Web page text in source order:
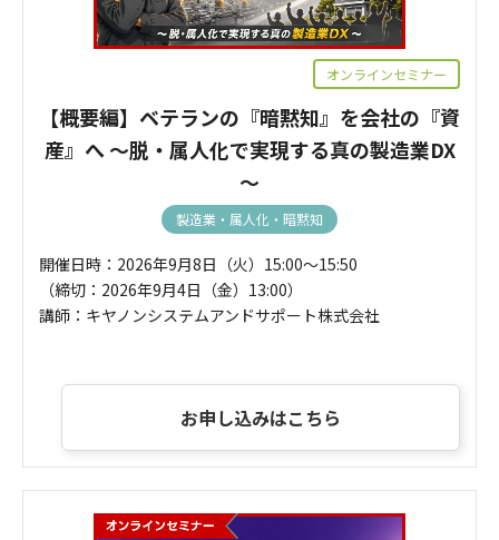
オンラインセミナー
【概要編】ベテランの『暗黙知』を会社の『資
産』へ ～脱・属人化で実現する真の製造業DX
～
製造業・属人化・暗黙知
開催日時：2026年9月8日（火）15:00～15:50
（締切：2026年9月4日（金）13:00）
講師：キヤノンシステムアンドサポート株式会社
お申し込みはこちら